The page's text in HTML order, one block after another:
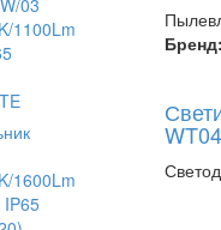
Бренд: